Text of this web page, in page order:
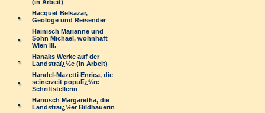
(in Arbeit)
Hacquet Belsazar,
Geologe und Reisender
Hainisch Marianne und
Sohn Michael, wohnhaft
Wien III.
Hanaks Werke auf der
Landstraï¿½e (in Arbeit)
Handel-Mazetti Enrica, die
seinerzeit populï¿½re
Schriftstellerin
Hanusch Margaretha, die
Landstraï¿½er Bildhauerin